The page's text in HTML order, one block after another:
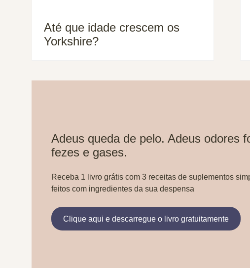
Até que idade crescem os
Yorkshire?
Adeus queda de pelo. Adeus odores
fezes e gases.
Receba 1 livro grátis com 3 receitas de suplementos
feitos com ingredientes da sua despensa
Clique aqui e descarregue o livro gratuitamente